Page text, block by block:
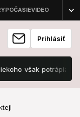
Prihlásiť
však potrápia starosti